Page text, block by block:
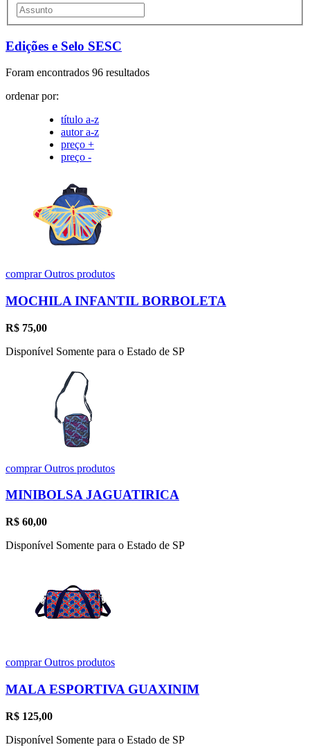
Edições e Selo SESC
Foram encontrados 96 resultados
ordenar por:
título a-z
autor a-z
preço +
preço -
comprarOutros produtos
MOCHILA INFANTIL BORBOLETA
R$ 75,00
Disponível Somente para o Estado de SP
comprarOutros produtos
MINIBOLSA JAGUATIRICA
R$ 60,00
Disponível Somente para o Estado de SP
comprarOutros produtos
MALA ESPORTIVA GUAXINIM
R$ 125,00
Disponível Somente para o Estado de SP